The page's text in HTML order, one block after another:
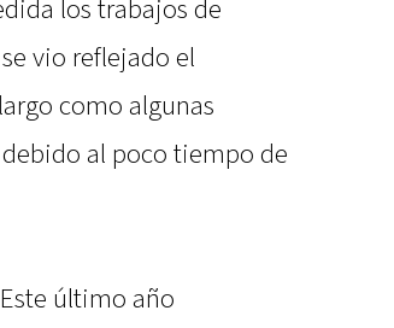
los trabajos de
vio reflejado el
como algunas
al poco tiempo de
último año